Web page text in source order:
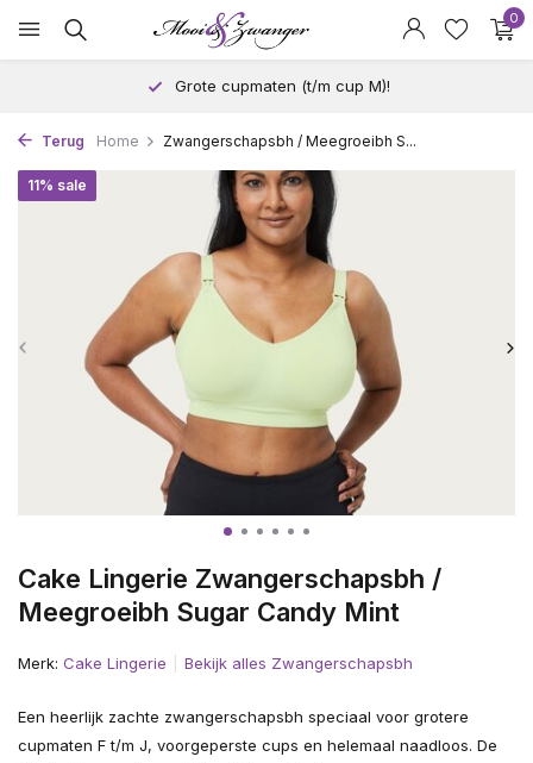
0
Grote cupmaten (t/m cup M)!
Terug Home Zwangerschapsbh / Meegroeibh S...
Cake Lingerie Zwangerschapsbh /
Meegroeibh Sugar Candy Mint
11% sale
Merk: Cake Lingerie Bekijk alles Zwangerschapsbh
Een heerlijk zachte zwangerschapsbh speciaal voor grotere
cupmaten F t/m J, voorgeperste cups en helemaal naadloos. De